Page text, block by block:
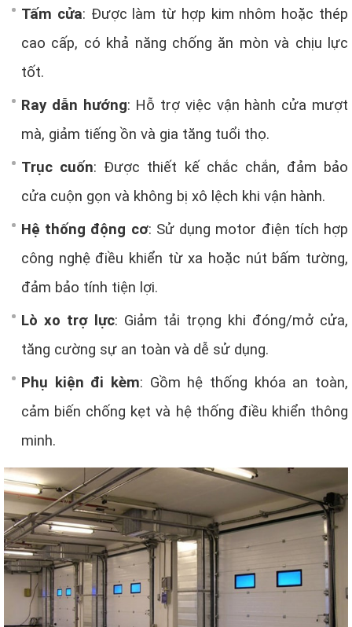
Tấm cửa: Được làm từ hợp kim nhôm hoặc thép
cao cấp, có khả năng chống ăn mòn và chịu lực
tốt.
Ray dẫn hướng: Hỗ trợ việc vận hành cửa mượt
mà, giảm tiếng ồn và gia tăng tuổi thọ.
Trục cuốn: Được thiết kế chắc chắn, đảm bảo
cửa cuộn gọn và không bị xô lệch khi vận hành.
Hệ thống động cơ: Sử dụng motor điện tích hợp
công nghệ điều khiển từ xa hoặc nút bấm tường,
đảm bảo tính tiện lợi.
Lò xo trợ lực: Giảm tải trọng khi đóng/mở cửa,
tăng cường sự an toàn và dễ sử dụng.
Phụ kiện đi kèm: Gồm hệ thống khóa an toàn,
cảm biến chống kẹt và hệ thống điều khiển thông
minh.